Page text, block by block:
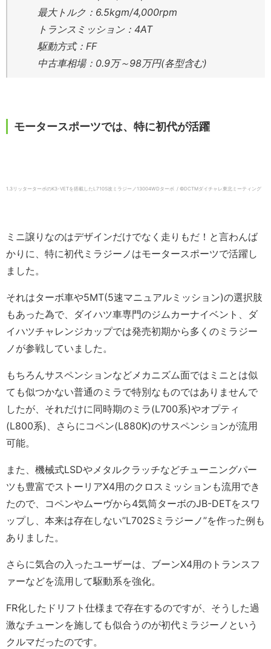
最大トルク：6.5kgm/4,000rpm
トランスミッション：4AT
駆動方式：FF
中古車相場：0.9万～98万円(各型含む)
モータースポーツでは、特に初代が活躍
1.3リッターターボのK3-VETを搭載したL710S改ミラジーノ13004WDターボ / ©DCTMダイチャレ東北ミーティング
ミニ譲りなのはデザインだけでなく走りもだ！と言わんば
かりに、特に初代ミラジーノはモータースポーツで活躍し
ました。
それはターボ車や5MT(5速マニュアルミッション)の選択肢
もあった為で、ダイハツ車専門のジムカーナイベント、ダ
イハツチャレンジカップでは発売初期から多くのミラジー
ノが参戦していました。
もちろんサスペンションなどメカニズム面ではミニとは似
ても似つかない普通のミラで特別なものではありませんで
したが、それだけに同時期のミラ(L700系)やオプティ
(L800系)、さらにコペン(L880K)のサスペンションが流用
可能。
また、機械式LSDやメタルクラッチなどチューニングパー
ツも豊富でストーリアX4用のクロスミッションも流用でき
たので、コペンやムーヴから4気筒ターボのJB-DETをスワ
ップし、本来は存在しない”L702Sミラジーノ”を作った例も
ありました。
さらに気合の入ったユーザーは、ブーンX4用のトランスフ
ァーなどを流用して駆動系を強化。
FR化したドリフト仕様まで存在するのですが、そうした過
激なチューンを施しても似合うのが初代ミラジーノという
クルマだったのです。